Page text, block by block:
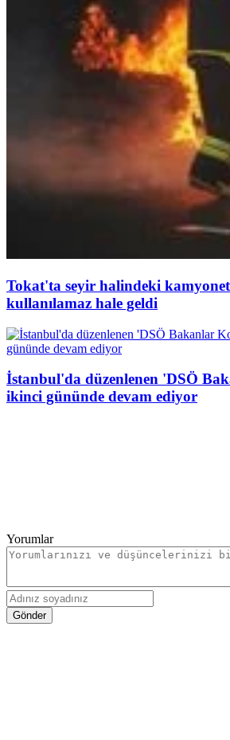
Tokat'ta seyir halindeki
kullanılamaz hale geldi
İstanbul'da düzenlenen 'DSÖ
ikinci gününde devam ediyor
Yorumlar
Gönder